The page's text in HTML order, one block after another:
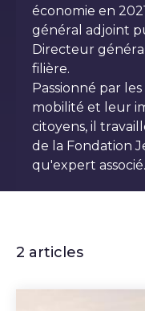
économie en
général adjoint
Directeur
filière.
Passionné par
mobilité et leur
citoyens, il
de la Fondation
qu'expert associé.
2 articles